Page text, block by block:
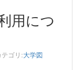
用につ
テゴリ:大学図